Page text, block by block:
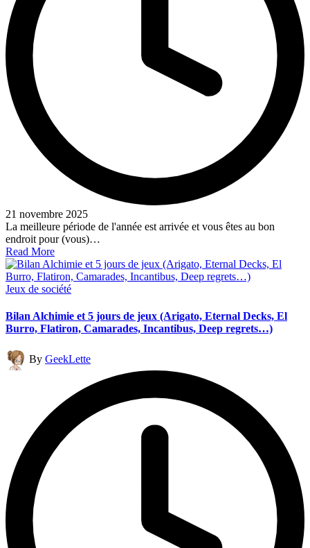
21 novembre 2025
La meilleure période de l'année est arrivée et vous êtes au bon
endroit pour (vous)…
Read More
Posted
Jeux de société
Bilan Alchimie et 5 jours de jeux (Arigato, Eternal Decks, El
Burro, Flatiron, Camarades, Incantibus, Deep regrets…)
Posted
by
By GeekLette